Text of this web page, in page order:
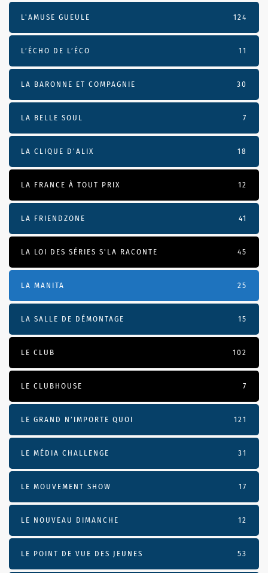
L'AMUSE GUEULE 124
L’ÉCHO DE L’ÉCO 11
LA BARONNE ET COMPAGNIE 30
LA BELLE SOUL 7
LA CLIQUE D'ALIX 18
LA FRANCE À TOUT PRIX 12
LA FRIENDZONE 41
LA LOI DES SÉRIES S'LA RACONTE 45
LA MANITA 25
LA SALLE DE DÉMONTAGE 15
LE CLUB 102
LE CLUBHOUSE 7
LE GRAND N’IMPORTE QUOI 121
LE MÉDIA CHALLENGE 31
LE MOUVEMENT SHOW 17
LE NOUVEAU DIMANCHE 12
LE POINT DE VUE DES JEUNES 53